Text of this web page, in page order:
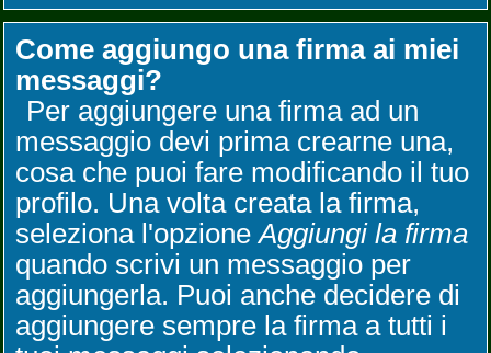
Come aggiungo una firma ai miei
messaggi?
Per aggiungere una firma ad un
messaggio devi prima crearne una,
cosa che puoi fare modificando il tuo
profilo. Una volta creata la firma,
seleziona l'opzioneAggiungi la firma
quando scrivi un messaggio per
aggiungerla. Puoi anche decidere di
aggiungere sempre la firma a tutti i